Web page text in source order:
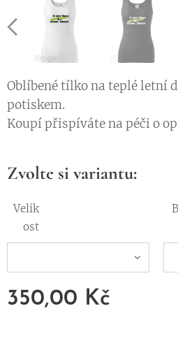
Oblíbené tílko na teplé letní
potiskem.
Koupí přispíváte na péči o
Zvolte si variantu:
Velik
ost
350,00 Kč